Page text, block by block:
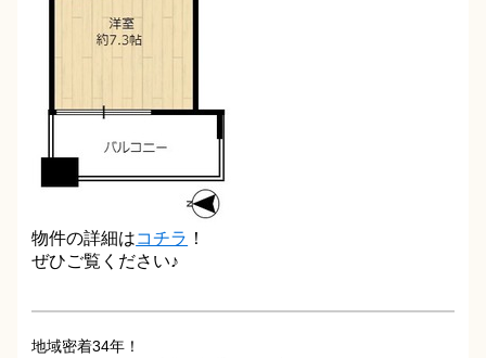
物件の詳細はコチラ ！
ぜひご覧ください♪
地域密着34年！